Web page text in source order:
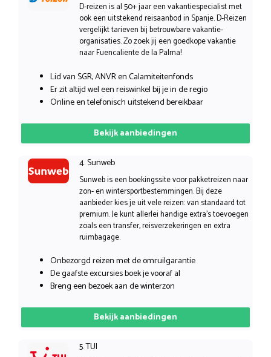
D-reizen is al 50+ jaar een vakantiespecialist met
ook een uitstekend reisaanbod in Spanje. D-Reizen
vergelijkt tarieven bij betrouwbare vakantie-
organisaties. Zo zoek jij een goedkope vakantie
naar Fuencaliente de la Palma!
Lid van SGR, ANVR en Calamiteitenfonds
Er zit altijd wel een reiswinkel bij je in de regio
Online en telefonisch uitstekend bereikbaar
Bekijk aanbiedingen
4. Sunweb
Sunweb is een boekingssite voor pakketreizen naar
zon- en wintersportbestemmingen. Bij deze
aanbieder kies je uit vele reizen: van standaard tot
premium. Je kunt allerlei handige extra’s toevoegen
zoals een transfer, reisverzekeringen en extra
ruimbagage.
Onbezorgd reizen met de omruilgarantie
De gaafste excursies boek je vooraf al
Breng een bezoek aan de winterzon
Bekijk aanbiedingen
5. TUI